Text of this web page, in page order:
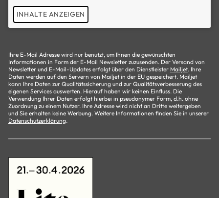
INHALTE ANZEIGEN
Ihre E-Mail Adresse wird nur benutzt, um Ihnen die gewünschten
Informationen in Form der E-Mail Newsletter zuzusenden. Der Versand von
Newsletter und E-Mail-Updates erfolgt über den Dienstleister Mailjet. Ihre
Daten werden auf den Servern von Mailjet in der EU gespeichert. Mailjet
kann Ihre Daten zur Qualitätssicherung und zur Qualitätsverbesserung des
eigenen Services auswerten. Hierauf haben wir keinen Einfluss. Die
Verwendung Ihrer Daten erfolgt hierbei in pseudonymer Form, d.h. ohne
Zuordnung zu einem Nutzer. Ihre Adresse wird nicht an Dritte weitergeben
und Sie erhalten keine Werbung. Weitere Informationen finden Sie in unserer
Datenschutzerklärung.